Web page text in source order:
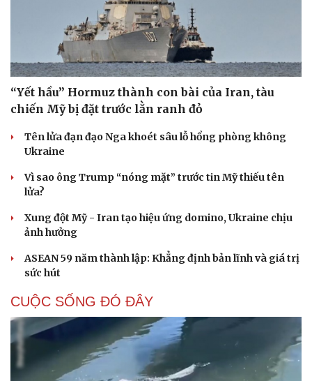
“Yết hầu” Hormuz thành con bài của Iran, tàu
chiến Mỹ bị đặt trước lằn ranh đỏ
Tên lửa đạn đạo Nga khoét sâu lỗ hổng phòng không
Ukraine
Vì sao ông Trump “nóng mặt” trước tin Mỹ thiếu tên
lửa?
Xung đột Mỹ - Iran tạo hiệu ứng domino, Ukraine chịu
ảnh hưởng
ASEAN 59 năm thành lập: Khẳng định bản lĩnh và giá trị
sức hút
CUỘC SỐNG ĐÓ ĐÂY